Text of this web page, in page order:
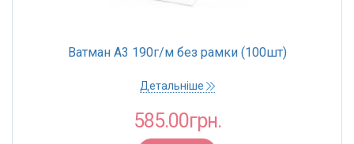
Ватман А3 190г/м без рамки (100шт)
Детальніше
585.00грн.